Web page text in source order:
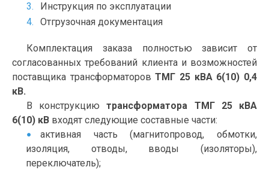
Инструкция по эксплуатации
Отгрузочная документация
Комплектация заказа полностью зависит от
согласованных требований клиента и возможностей
поставщика трансформаторовТМГ 25 кВА 6(10) 0,4
кВ.
В конструкциютрансформатора ТМГ 25 кВА
6(10) кВ входят следующие составные части:
активная часть (магнитопровод, обмотки,
изоляция, отводы, вводы (изоляторы),
переключатель);